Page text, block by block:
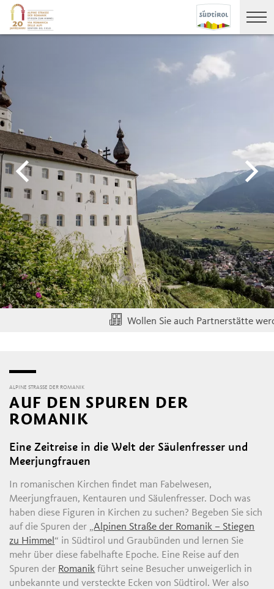
Wollen Sie auch Partnerstätte
ALPINE STRASSE DER ROMANIK
AUF DEN SPUREN DER
ROMANIK
Eine Zeitreise in die Welt der Säulenfresser und
Meerjungfrauen
In romanischen Kirchen findet man Fabelwesen,
Meerjungfrauen, Kentauren und Säulenfresser. Doch was
haben diese Figuren in Kirchen zu suchen? Begeben Sie sich
auf die Spuren der „Alpinen Straße der Romanik – Stiegen
zu Himmel “ in Südtirol und Graubünden und lernen Sie
mehr über diese fabelhafte Epoche. Eine Reise auf den
Spuren der Romanik führt seine Besucher unweigerlich in
unbekannte und versteckte Ecken von Südtirol. Wer also